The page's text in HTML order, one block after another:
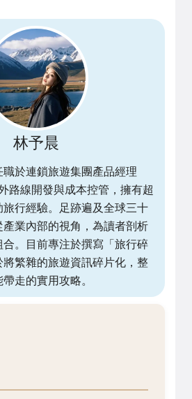
林予晨
於連鎖旅遊集團產品經理
路線開發與成本控管，擁有超
行經驗。足跡遍及全球三十
產業內部的視角，為讀者剖析
。目前專注於撰寫「旅行碎
將繁雜的旅遊資訊碎片化，整
走的實用攻略。